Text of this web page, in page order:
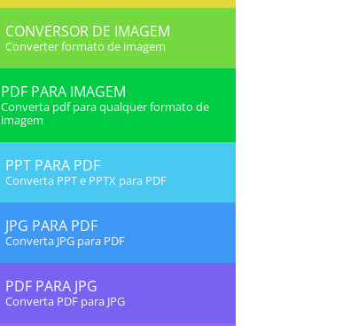
CONVERSOR DE IMAGEM
Converter formato de imagem
PDF PARA IMAGEM
Converta pdf para qualquer formato de
imagem
PPT PARA PDF
Converta PPT e PPTX para PDF
JPG PARA PDF
Converta JPG para PDF
PDF PARA JPG
Converta PDF para JPG